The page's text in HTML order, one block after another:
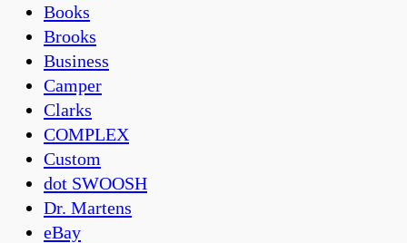
Books
Brooks
Business
Camper
Clarks
COMPLEX
Custom
dot SWOOSH
Dr. Martens
eBay